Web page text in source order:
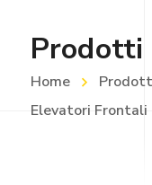
Prodotti
Home
Elevatori Frontali